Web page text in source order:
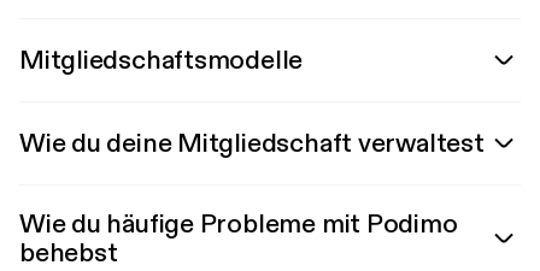
Mitgliedschaftsmodelle
Wie du deine Mitgliedschaft verwaltest
Wie du häufige Probleme mit Podimo
behebst